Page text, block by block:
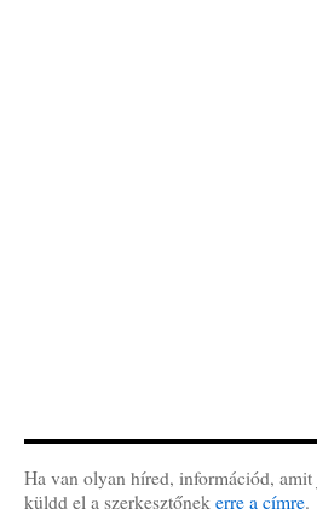
Ha van olyan híred, információd,
küldd el a szerkesztőnek erre a címre.